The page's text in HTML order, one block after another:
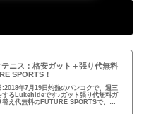
ニス：格安ガット＋張り代無料
SPORTS！
:2018年7月19日灼熱のバンコクで、週三
するLukehideです♪ガット張り代無料ガ
替え代無料のFUTURE SPORTSで、ガ